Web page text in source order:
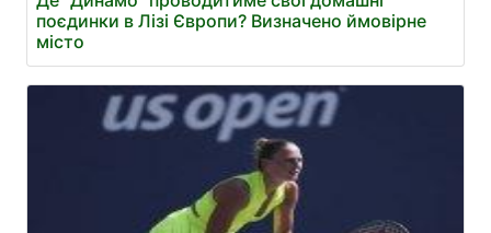
поєдинки в Лізі Європи? Визначено ймовірне
місто